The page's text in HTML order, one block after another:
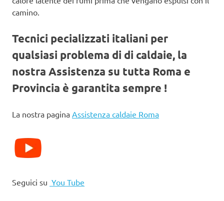
camino.
Tecnici pecializzati italiani per
qualsiasi problema di di caldaie, la
nostra Assistenza su tutta Roma e
Provincia è garantita sempre !
La nostra pagina Assistenza caldaie Roma
Seguici su You Tube